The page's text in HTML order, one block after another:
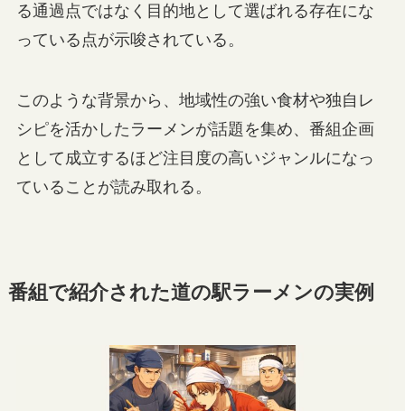
る通過点ではなく目的地として選ばれる存在にな
っている点が示唆されている。
このような背景から、地域性の強い食材や独自レ
シピを活かしたラーメンが話題を集め、番組企画
として成立するほど注目度の高いジャンルになっ
ていることが読み取れる。
番組で紹介された道の駅ラーメンの実例